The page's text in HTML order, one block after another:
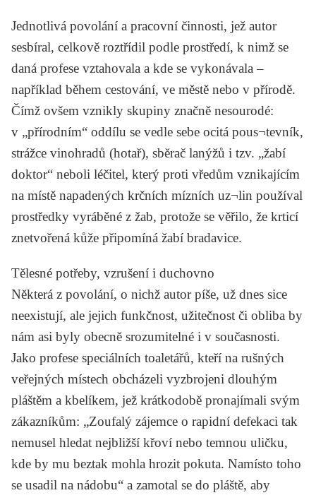
Jednotlivá povolání a pracovní činnosti, jež autor
sesbíral, celkově roztřídil podle prostředí, k nimž se
daná profese vztahovala a kde se vykonávala –
například během cestování, ve městě nebo v přírodě.
Čímž ovšem vznikly skupiny značně nesourodé:
v „přírodním“ oddílu se vedle sebe ocitá pous¬tevník,
strážce vinohradů (hotař), sběrač lanýžů i tzv. „žabí
doktor“ neboli léčitel, který proti vředům vznikajícím
na místě napadených krčních mízních uz¬lin používal
prostředky vyráběné z žab, protože se věřilo, že krticí
znetvořená kůže připomíná žabí bradavice.
Tělesné potřeby, vzrušení i duchovno
Některá z povolání, o nichž autor píše, už dnes sice
neexistují, ale jejich funkčnost, užitečnost či obliba by
nám asi byly obecně srozumitelné i v současnosti.
Jako profese speciálních toaletářů, kteří na rušných
veřejných místech obcházeli vyzbrojeni dlouhým
pláštěm a kbelíkem, jež krátkodobě pronajímali svým
zákazníkům: „Zoufalý zájemce o rapidní defekaci tak
nemusel hledat nejbližší křoví nebo temnou uličku,
kde by mu beztak mohla hrozit pokuta. Namísto toho
se usadil na nádobu“ a zamotal se do pláště, aby